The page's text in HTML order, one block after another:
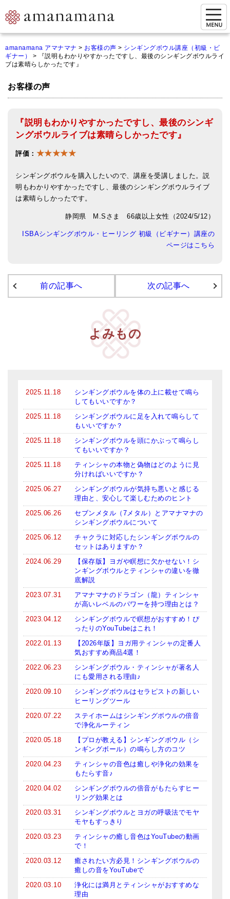
マイページ
ご来店予約（実店舗）
オンライン相談&購入
オンラインショップ
● 新・鍛造スペシャル
スティック・マレット・リング（台座）
アマナマナのティンシャ
プレミアム・ティンシャ（L・M）
ベーシック・ティンシャ（4種）
チベット・真マントラ香
お香定期購入（ラクとくサブスク）
チベット高僧のオラクルカード
ベル＆ドルジェ
シンギングボウル入門本・CD
アウトレット
オリジナルグッズ
神々とつながるジュエリー
ヒーリング・マンダラポスター
ロゴステッカー・ポストカード各種
亡命チベット人尼僧のお守り・チャーム
チベット・マントラ・ヒーリングCD
ギフトラッピング
シンギングボウル講座
初級講座
倍音呼吸法レッスン
ビギナー講師・養成講座
アマナマナとは
amanamana アマナマナ > お客様の声 > シンギングボウル講座（初級・ビ
ギナー）
>
『説明もわかりやすかったですし、最後のシンギングボウルライ
ブは素晴らしかったです』
お客様の声
『説明もわかりやすかったですし、最後のシンギ
ングボウルライブは素晴らしかったです』
評価： ★★★★★
シンギングボウルを購入したいので、講座を受講しました。説
明もわかりやすかったですし、最後のシンギングボウルライブ
は素晴らしかったです。
静岡県 M.Sさま 66歳以上女性（2024/5/12）
ISBAシンギングボウル・ヒーリング 初級（ビギナー）講座の
ページはこちら
前の記事へ 次の記事へ
よみもの
2025.11.18
シンギングボウルを体の上に載せて鳴ら
してもいいですか？
2025.11.18
シンギングボウルに足を入れて鳴らして
もいいですか？
2025.11.18
シンギングボウルを頭にかぶって鳴らし
てもいいですか？
2025.11.18
ティンシャの本物と偽物はどのように見
分ければいいですか？
2025.06.27
シンギングボウルが気持ち悪いと感じる
理由と、安心して楽しむためのヒント
2025.06.26
セブンメタル（7メタル）とアマナマナの
シンギングボウルについて
2025.06.12
チャクラに対応したシンギングボウルの
セットはありますか？
2024.06.29
【保存版】ヨガや瞑想に欠かせない！シ
ンギングボウルとティンシャの違いを徹
底解説
2023.07.31
アマナマナのドラゴン（龍）ティンシャ
が高いレベルのパワーを持つ理由とは？
2023.04.12
シンギングボウルで瞑想がおすすめ！ぴ
ったりのYouTubeはこれ！
2022.01.13
【2026年版】ヨガ用ティンシャの定番人
気おすすめ商品4選！
2022.06.23
シンギングボウル・ティンシャが著名人
にも愛用される理由♪
2020.09.10
シンギングボウルはセラピストの新しい
ヒーリングツール
2020.07.22
ステイホームはシンギングボウルの倍音
で浄化ルーティン
2020.05.18
【プロが教える】シンギングボウル（シ
ンギングボール）の鳴らし方のコツ
2020.04.23
ティンシャの音色は癒しや浄化の効果を
もたらす音♪
2020.04.02
シンギングボウルの倍音がもたらすヒー
リング効果とは
2020.03.31
シンギングボウルとヨガの呼吸法でモヤ
モヤもすっきり
2020.03.23
ティンシャの癒し音色はYouTubeの動画
で！
2020.03.12
癒されたい方必見！シンギングボウルの
癒しの音をYouTubeで
2020.03.10
浄化には満月とティンシャがおすすめな
理由